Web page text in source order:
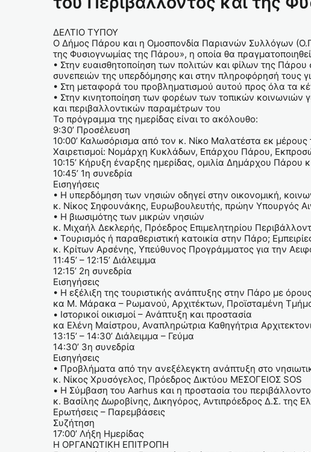
ΔΕΛΤΙΟ ΤΥΠΟΥ
Ο Δήμος Πάρου και η Ομοσπονδία Παριανών Συλλόγων
της Φυσιογνωμίας της Πάρου», η οποία θα
• Στην ευαισθητοποίηση των πολιτών και φίλων της
συνεπειών της υπερδόμησης και στην πληροφόρησή τους
• Στη μεταφορά του προβληματισμού αυτού προς όλα τα
• Στην κινητοποίηση των φορέων των τοπικών κοινωνιών
και περιβαλλοντικών παραμέτρων του
Το πρόγραμμα της ημερίδας είναι το ακόλουθο:
9:30’ Προσέλευση
10:00’ Καλωσόρισμα από τον κ. Νίκο Μαλατέστα εκ
Χαιρετισμοί: Νομάρχη Κυκλάδων, Επάρχου Πάρου,
10:15’ Κήρυξη έναρξης ημερίδας, ομιλία Δημάρχου Πάρου
10:45’ 1η συνεδρία
Εισηγήσεις
• Η υπερδόμηση των νησιών οδηγεί στην οικονομική,
κ. Νίκος Σηφουνάκης, Ευρωβουλευτής, πρώην Υπουργός
• Η βιωσιμότης των μικρών νησιών
κ. Μιχαήλ Δεκλερής, Πρόεδρος Επιμελητηρίου
• Τουρισμός ή παραθεριστική κατοικία στην Πάρο;
κ. Κρίτων Αρσένης, Υπεύθυνος Προγράμματος για την
11:45’ – 12:15’ Διάλειμμα
12:15’ 2η συνεδρία
Εισηγήσεις
• Η εξέλιξη της τουριστικής ανάπτυξης στην Πάρο με
κα Μ. Μάρακα – Ρωμανού, Αρχιτέκτων, Προϊσταμένη
• Ιστορικοί οικισμοί – Ανάπτυξη και προστασία
κα Ελένη Μαίστρου, Αναπληρώτρια Καθηγήτρια
13:15’ – 14:30’ Διάλειμμα – Γεύμα
14:30’ 3η συνεδρία
Εισηγήσεις
• Προβλήματα από την ανεξέλεγκτη ανάπτυξη στο
κ. Νίκος Χρυσόγελος, Πρόεδρος Δικτύου ΜΕΣΟΓΕΙΟΣ SOS
• Η Σύμβαση του Aarhus και η προστασία του
κ. Βασίλης Δωροβίνης, Δικηγόρος, Αντιπρόεδρος Δ.Σ. της
Ερωτήσεις – Παρεμβάσεις
Συζήτηση
17:00’ Λήξη Ημερίδας
Η ΟΡΓΑΝΩΤΙΚΗ ΕΠΙΤΡΟΠΗ